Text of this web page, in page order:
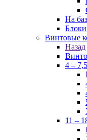
На
Винтовые
Назад
4 –
11 –